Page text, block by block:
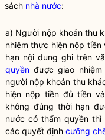
sách nhà nước:
a) Người nộp khoản thu
nhiệm thực hiện nộp tiền
hạn nội dung ghi trên
quyền được giao
người nộp khoản thu
hiện nộp tiền đủ tiền
không đúng thời hạn
nước có thẩm quyền thì
các quyết định cưỡng